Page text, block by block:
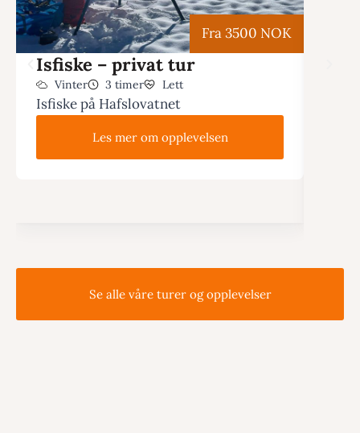
Fra 3500 NOK
Isfiske – privat tur
Vinter 3 timer Lett
Isfiske på Hafslovatnet
Les mer om opplevelsen
Se alle våre turer og opplevelser